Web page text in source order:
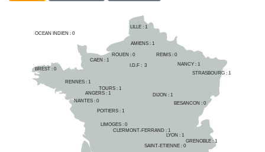
AMIENS : 1
LILLE : 1
I.D.F : 3
ANGERS : 1
OCEAN INDIEN : 0
BESANCON : 0
BREST : 0
CAEN : 1
CLERMONT-FERRAND : 1
DIJON : 1
GRENOBLE : 1
LIMOGES : 0
LYON : 1
NANCY : 1
NANTES : 0
POITIERS : 1
REIMS : 0
RENNES : 1
ROUEN : 0
SAINT-ETIENNE : 0
STRASBOURG : 1
TOURS : 1